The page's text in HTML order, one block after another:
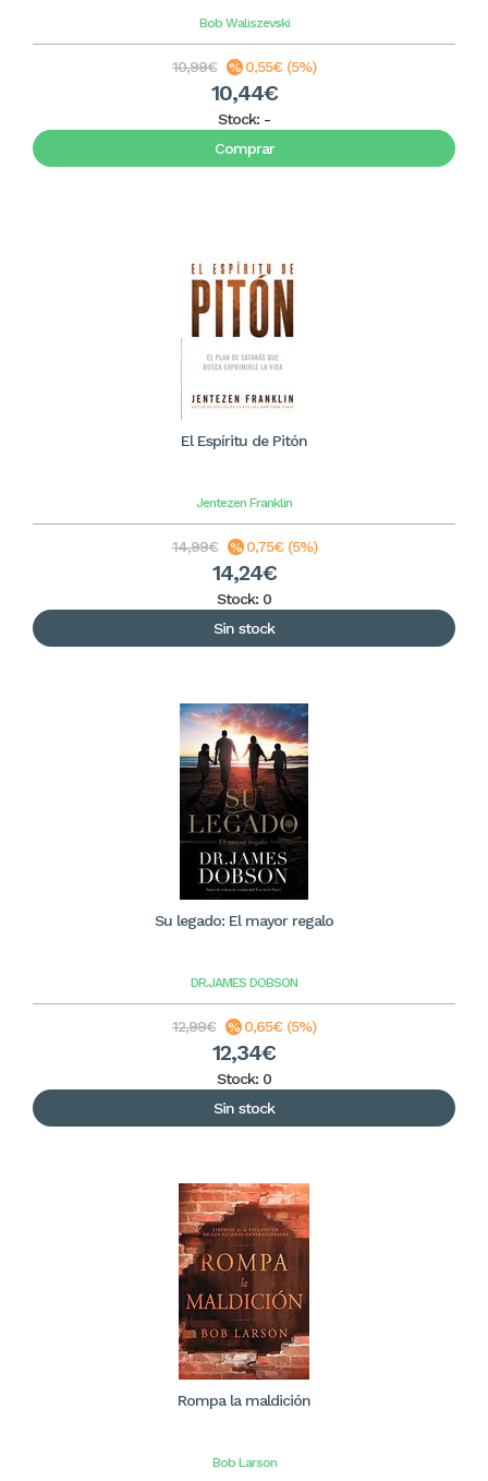
Bob Waliszevski
10,99€ 0,55€ (5%)
10,44€
Stock: -
Comprar
El Espíritu de Pitón
Jentezen Franklin
14,99€ 0,75€ (5%)
14,24€
Stock: 0
Sin stock
Su legado: El mayor regalo
DR.JAMES DOBSON
12,99€ 0,65€ (5%)
12,34€
Stock: 0
Sin stock
Rompa la maldición
Bob Larson